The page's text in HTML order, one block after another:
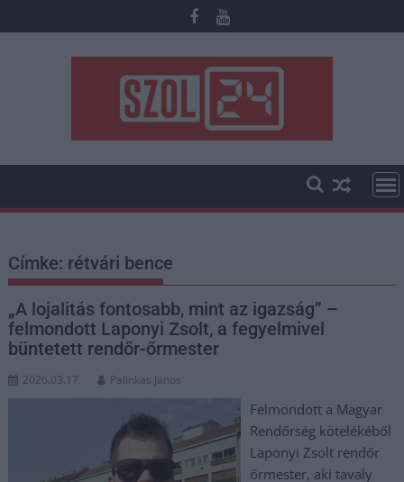
to
Címke: rétvári bence
„A lojalitás fontosabb, mint az igazság” –
felmondott Laponyi Zsolt, a fegyelmivel
büntetett rendőr-őrmester
2026.03.17. Palinkas Janos
Felmondott a Magyar
Rendőrség kötelékéből
Laponyi Zsolt rendőr
őrmester, aki tavaly